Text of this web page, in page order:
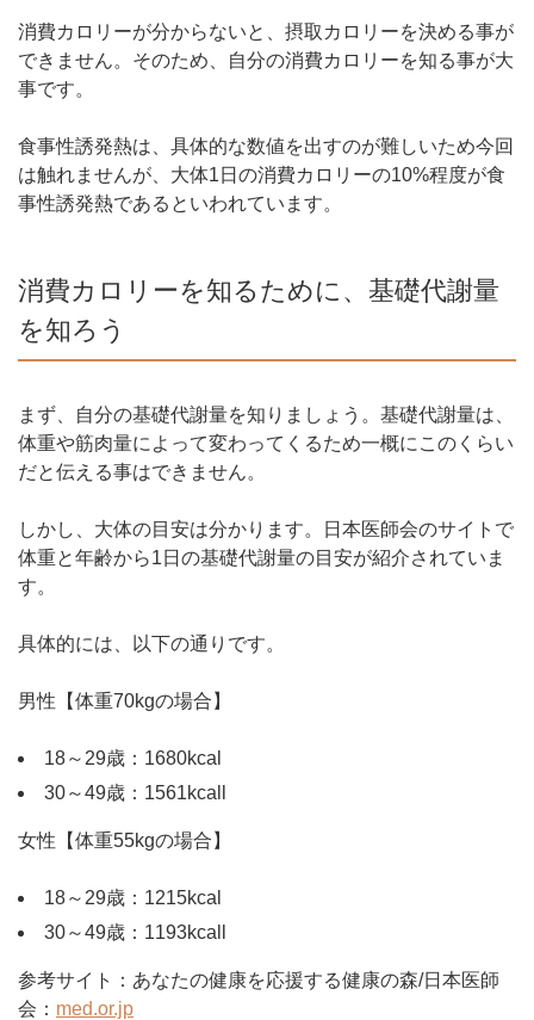
消費カロリーが分からないと、摂取カロリーを決める事が
できません。そのため、自分の消費カロリーを知る事が大
事です。
食事性誘発熱は、具体的な数値を出すのが難しいため今回
は触れませんが、大体1日の消費カロリーの10%程度が食
事性誘発熱であるといわれています。
消費カロリーを知るために、基礎代謝量
を知ろう
まず、自分の基礎代謝量を知りましょう。基礎代謝量は、
体重や筋肉量によって変わってくるため一概にこのくらい
だと伝える事はできません。
しかし、大体の目安は分かります。日本医師会のサイトで
体重と年齢から1日の基礎代謝量の目安が紹介されていま
す。
具体的には、以下の通りです。
男性【体重70kgの場合】
18～29歳：1680kcal
30～49歳：1561kcall
女性【体重55kgの場合】
18～29歳：1215kcal
30～49歳：1193kcall
参考サイト：あなたの健康を応援する健康の森/日本医師
会： med.or.jp